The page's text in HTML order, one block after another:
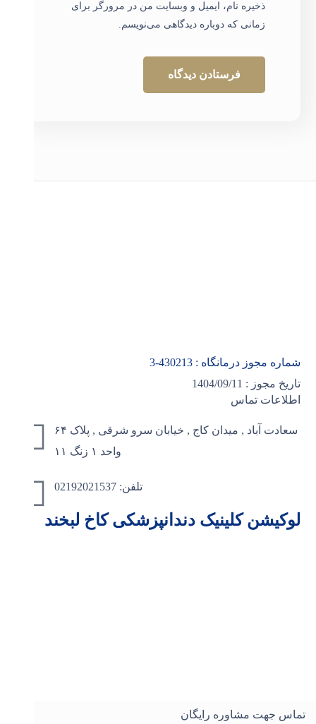
ذخیره نام، ایمیل و وبسایت من در مرورگر برای
زمانی که دوباره دیدگاهی می‌نویسم.
شماره مجوز درمانگاه : 430213
-3
تاریخ مجوز : 1404/09/11
اطلاعات تماس
سعادت آباد , میدان کاج , خیابان سرو شرقی , پلاک ۶۴
واحد ۱ زنگ ۱۱
تلفن: 02192021537
لوکیشن کلینیک دندانپزشکی کاخ لبخند
تماس جهت مشاوره رایگان